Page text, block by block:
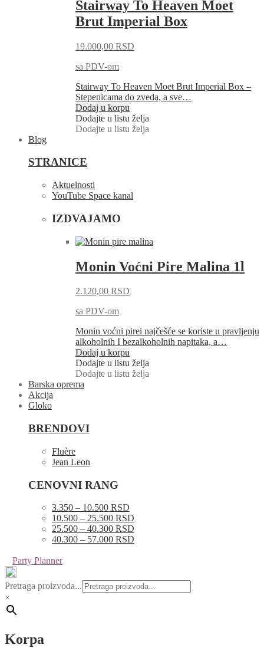
Stairway To Heaven Moet
Brut Imperial Box
19.000,00 RSD
sa PDV-om
Stairway To Heaven Moet Brut Imperial Box –
Stepenicama do zveda, a sve…
Dodaj u korpu
Dodajte u listu želja
Dodajte u listu želja
Blog
STRANICE
Aktuelnosti
YouTube Space kanal
IZDVAJAMO
Monin Voćni Pire Malina 1l
2.120,00 RSD
sa PDV-om
Monin voćni pirei najčešće se koriste u pravljenju
alkoholnih I bezalkoholnih napitaka, a…
Dodaj u korpu
Dodajte u listu želja
Dodajte u listu želja
Barska oprema
Akcija
Gloko
BRENDOVI
Fluère
Jean Leon
CENOVNI RANG
3.350 – 10.500 RSD
10.500 – 25.500 RSD
25.500 – 40.300 RSD
40.300 – 57.000 RSD
Party Planner
Pretraga proizvoda...
×
Korpa